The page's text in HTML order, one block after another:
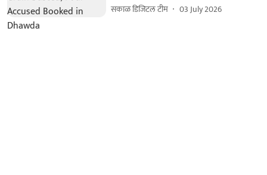
सकाळ डिजिटल टीम 03 July 2026